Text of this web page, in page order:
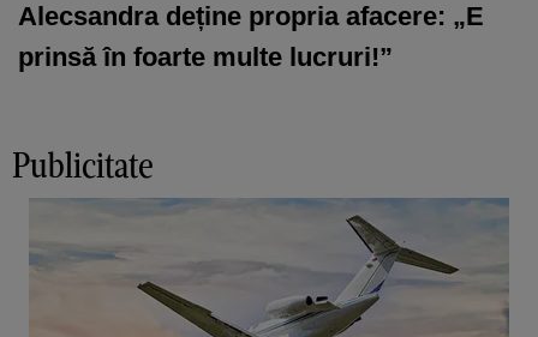
Alecsandra deține propria afacere: „E
prinsă în foarte multe lucruri!”
Publicitate